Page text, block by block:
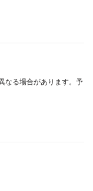
なる場合があります。予